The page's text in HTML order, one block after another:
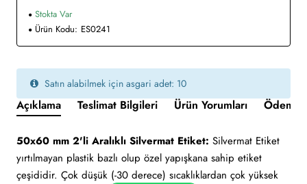
Stokta Var
Ürün Kodu: ES0241
Satın alabilmek için asgari adet: 10
Açıklama Teslimat Bilgileri Ürün Yorumları Ödeme
50x60 mm 2'li Aralıklı Silvermat Etiket: Silvermat Etiket
yırtılmayan plastik bazlı olup özel yapışkana sahip etiket
çeşididir. Çok düşük (-30 derece) sıcaklıklardan çok yüksek